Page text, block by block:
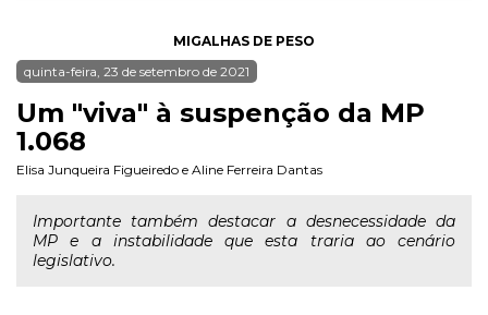
MIGALHAS DE PESO
quinta-feira, 23 de setembro de 2021
Um "viva" à suspenção da MP
1.068
Elisa Junqueira Figueiredo e Aline Ferreira Dantas
Importante também destacar a desnecessidade da
MP e a instabilidade que esta traria ao cenário
legislativo.